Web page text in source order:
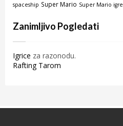
spaceship Super Mario Super Mario igre
Zanimljivo Pogledati
Igrice za razonodu.
Rafting Tarom